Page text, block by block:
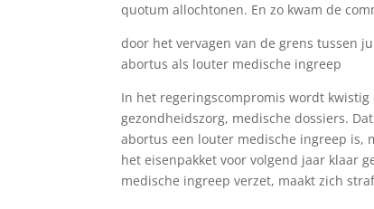
quotum allochtonen. En zo kwam de
door het vervagen van de grens tussen
abortus als louter medische ingreep
In het regeringscompromis wordt kwistig
gezondheidszorg, medische dossiers.
abortus een louter medische ingreep is,
het eisenpakket voor volgend jaar klaar
medische ingreep verzet, maakt zich